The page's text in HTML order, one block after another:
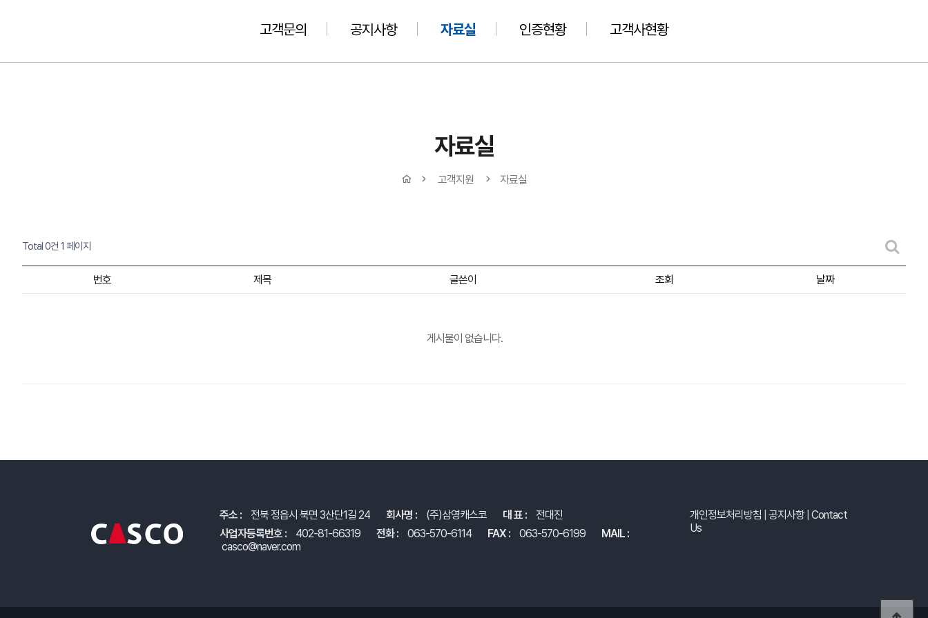
고객문의 공지사항 자료실 인증현황 고객사현황
자료실
고객지원 자료실
Total 0건 1 페이지
번호 제목 글쓴이 조회 날짜
게시물이 없습니다.
개인정보처리방침 공지사항| Contact
Us
주소 : 전북 정읍시 북면 3산단1길 24 회사명 : (주)삼영캐스코 대 표 :
전대진
사업자등록번호 :
402-81-66319 전화 : 063-570-6114 FAX : 063-570-6199
MAIL :
casco@naver.com